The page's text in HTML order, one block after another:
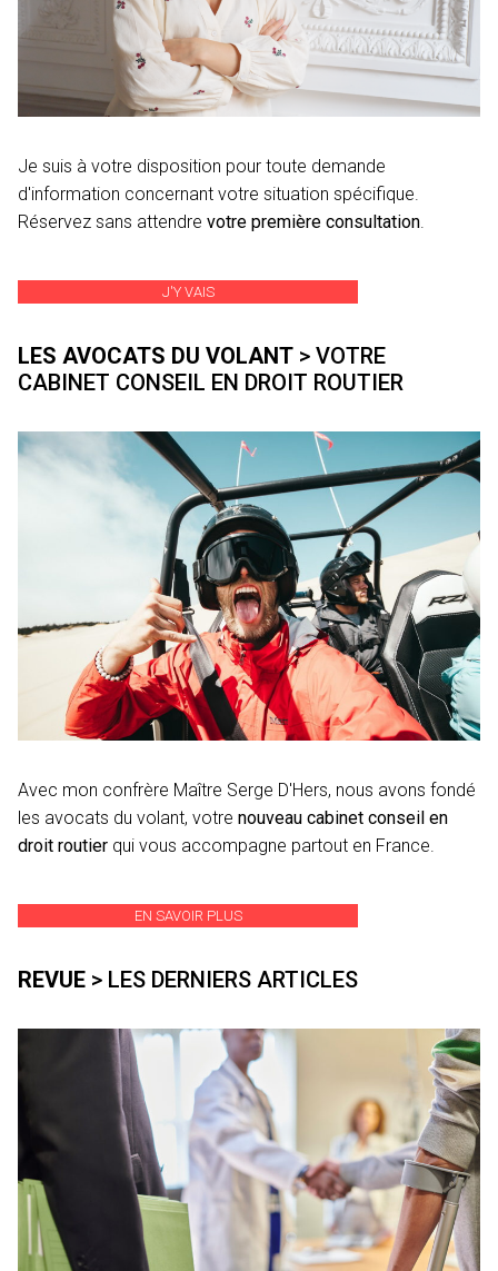
Je suis à votre disposition pour toute demande
d'information concernant votre situation spécifique.
Réservez sans attendre votre première consultation.
J'Y VAIS
LES AVOCATS DU VOLANT > VOTRE
CABINET CONSEIL EN DROIT ROUTIER
Avec mon confrère Maître Serge D'Hers, nous avons fondé
les avocats du volant, votre nouveau cabinet conseil en
droit routier qui vous accompagne partout en France.
EN SAVOIR PLUS
REVUE > LES DERNIERS ARTICLES